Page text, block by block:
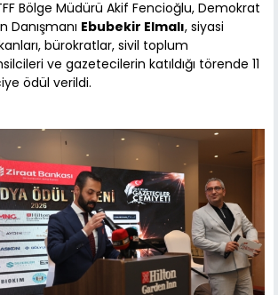
Bölge Müdürü Akif Fencioğlu, Demokrat
Danışmanı Ebubekir Elmalı, siyasi
bürokratlar, sivil toplum
ve gazetecilerin katıldığı törende 11
ödül verildi.